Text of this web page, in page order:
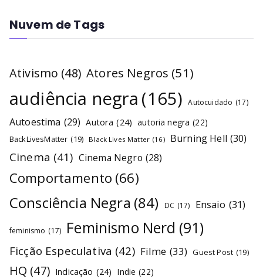
Nuvem de Tags
Ativismo (48) Atores Negros (51)
audiência negra (165) Autocuidado (17)
Autoestima (29) Autora (24) autoria negra (22)
BackLivesMatter (19) Black Lives Matter (16) Burning Hell (30)
Cinema (41) Cinema Negro (28)
Comportamento (66)
Consciência Negra (84) DC (17) Ensaio (31)
feminismo (17) Feminismo Nerd (91)
Ficção Especulativa (42) Filme (33) Guest Post (19)
HQ (47) Indicação (24) Indie (22)